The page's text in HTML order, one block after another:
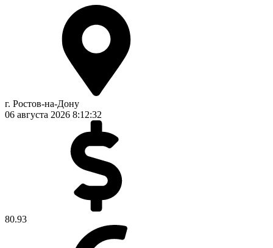
г. Ростов-на-Дону
06 августа 2026 8:12:32
80.93